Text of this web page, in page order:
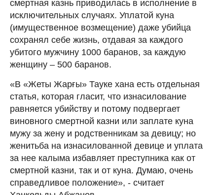
смертная казнь приводилась в исполнение в
исключительных случаях. Уплатой куна
(имущественное возмещение) даже убийца
сохранял себе жизнь, отдавая за каждого
убитого мужчину 1000 баранов, за каждую
женщину – 500 баранов.
«В «Жеты Жарғы» Тауке хана есть отдельная
статья, которая гласит, что изнасилование
равняется убийству и потому подвергает
виновного смертной казни или заплате куна
мужу за жену и родственникам за девицу; но
женитьба на изнасилованной девице и уплата
за нее калыма избавляет преступника как от
смертной казни, так и от куна. Думаю, очень
справедливое положение», - считает